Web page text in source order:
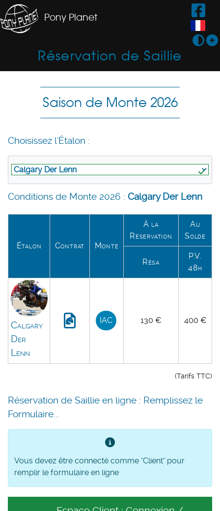
Pony Planet
Réservation de Saillie
Saison de Monte 2026
Choisissez l'Étalon :
Conditions de Monte 2026 : Calgary Der Lenn
Étalon Contrat Monte
À la
Réservation
Au
Solde
Résa
P.V.
48h
Calgary
Der
Lenn
IAC 130 € 400 €
(Tarifs TTC)
Réservation de Saillie en ligne : Remplissez le
Formulaire...
Vous devez être connecté comme "Client" pour
remplir le formulaire en ligne